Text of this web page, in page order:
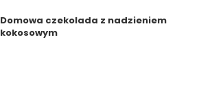
Domowa czekolada z nadzieniem
kokosowym